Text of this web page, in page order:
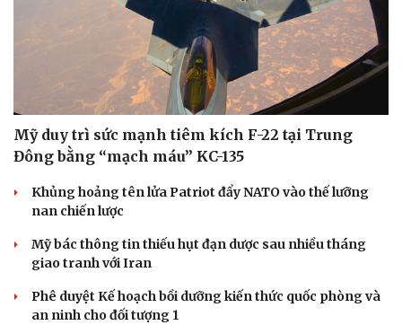
Mỹ duy trì sức mạnh tiêm kích F-22 tại Trung
Đông bằng “mạch máu” KC-135
Khủng hoảng tên lửa Patriot đẩy NATO vào thế lưỡng
nan chiến lược
Mỹ bác thông tin thiếu hụt đạn dược sau nhiều tháng
giao tranh với Iran
Phê duyệt Kế hoạch bồi dưỡng kiến thức quốc phòng và
an ninh cho đối tượng 1